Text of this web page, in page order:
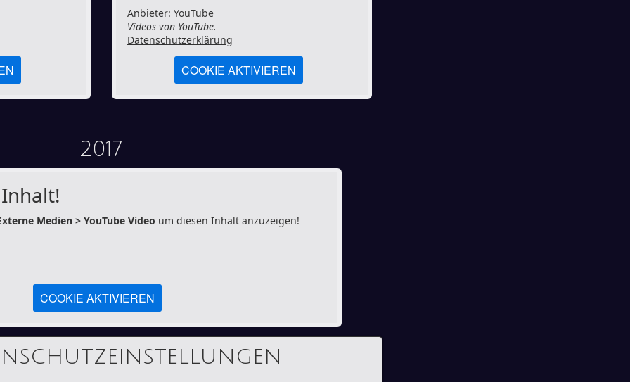
Anbieter: YouTube
Videos von YouTube.
Datenschutzerklärung
COOKIE AKTIVIEREN
2017
Medien > YouTube Video um diesen Inhalt anzuzeigen!
COOKIE AKTIVIEREN